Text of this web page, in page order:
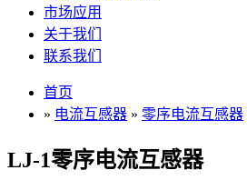
市场应用
关于我们
联系我们
首页
» 电流互感器 » 零序电流互感器
LJ-1零序电流互感器